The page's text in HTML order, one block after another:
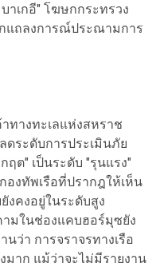
เกอี" โฆษกกระทรวง
แถลงการณ์ประณามการ
ทางทะเลแห่งสหราช
ดระดับการประเมินภัย
ต" เป็นระดับ "รุนแรง"
งทัพเรือที่ปรากฎให้เห็น
งคงอยู่ในระดับสูง
มในช่องแคบฮอร์มุซยัง
ว่า การจราจรทางเรือ
าก แม้ว่าจะไม่มีรายงาน